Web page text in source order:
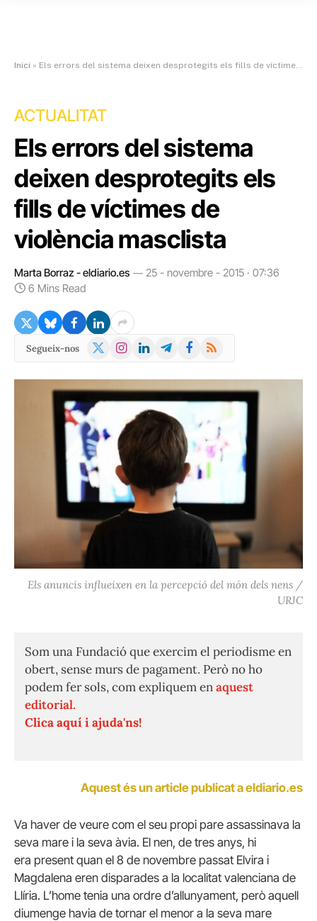
Inici » Els errors del sistema deixen desprotegits els fills de víctimes de violència masclista
ACTUALITAT
Els errors del sistema
deixen desprotegits els
fills de víctimes de
violència masclista
Marta Borraz - eldiario.es
25 - novembre - 2015 · 07:36
6 Mins Read
Segueix-nos
X
Instagram
LinkedInTelegramFacebook
RSS
Els anuncis influeixen en la percepció del món dels nens /
URJC
Som una Fundació que exercim el periodisme en
obert, sense murs de pagament. Però no ho
podem fer sols, com expliquem enaquest
editorial.
Clica aquí i ajuda'ns!
Aquest és un article publicat a eldiario.es
Va haver de veure com el seu propi pare assassinava la
seva mare i la seva àvia. El nen, de tres anys, hi
era present quan el 8 de novembre passat Elvira i
Magdalena eren disparades a la localitat valenciana de
Llíria. L’home tenia una ordre d’allunyament, però aquell
diumenge havia de tornar el menor a la seva mare